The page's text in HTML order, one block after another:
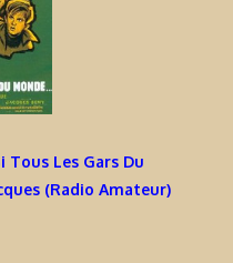
Les Gars Du
(Radio Amateur)